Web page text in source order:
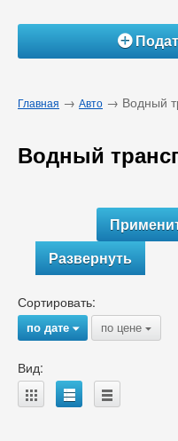
Á
Главная → Авто → Водный
Водный
Развернуть
Сортировать:
по дате{ по цене {
Вид:
A B C